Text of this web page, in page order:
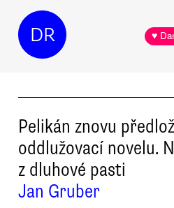
DR ♥
Pelikán znovu
oddlužovací novelu.
z dluhové pasti
Jan Gruber